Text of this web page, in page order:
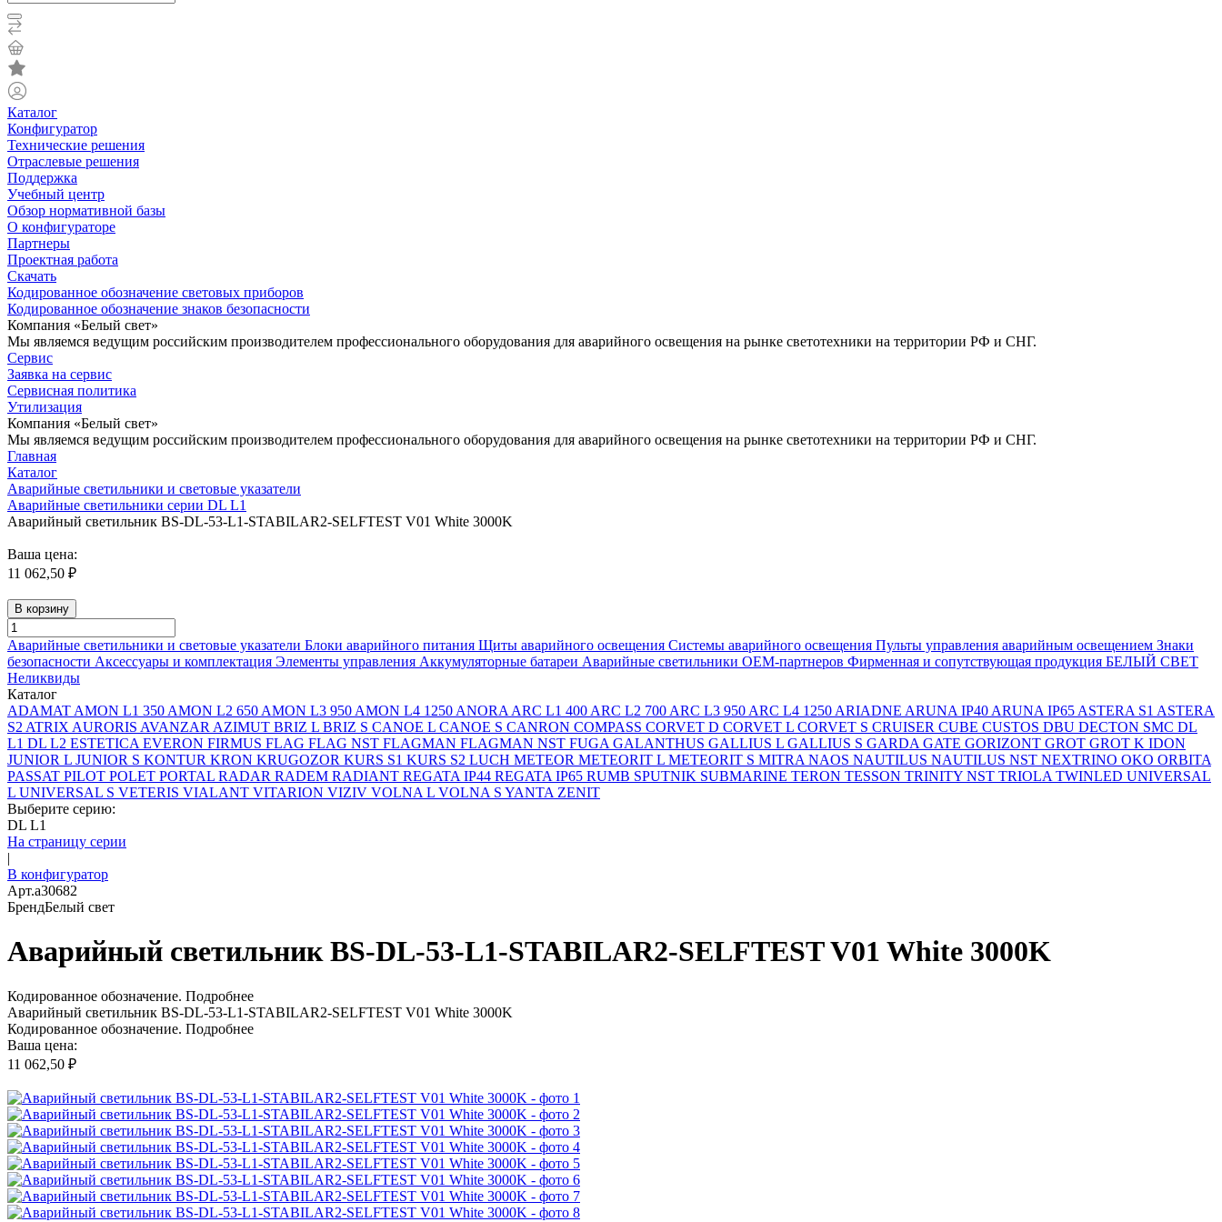
Каталог
Конфигуратор
Технические решения
Отраслевые решения
Поддержка
Учебный центр
Обзор нормативной базы
О конфигураторе
Партнеры
Проектная работа
Скачать
Кодированное обозначение световых приборов
Кодированное обозначение знаков безопасности
Компания «Белый свет»
Мы являемся ведущим российским производителем профессионального оборудования для аварийного освещения на рынке светотехники на территории РФ и СНГ.
Сервис
Заявка на сервис
Сервисная политика
Утилизация
Компания «Белый свет»
Мы являемся ведущим российским производителем профессионального оборудования для аварийного освещения на рынке светотехники на территории РФ и СНГ.
Главная
Каталог
Аварийные светильники и световые указатели
Аварийные светильники серии DL L1
Аварийный светильник BS-DL-53-L1-STABILAR2-SELFTEST V01 White 3000K
Ваша цена:
11 062,50 ₽
В корзину
Аварийные светильники и световые указатели Блоки аварийного питания Щиты аварийного освещения Системы аварийного освещения Пульты управления аварийным освещением Знаки
безопасности Аксессуары и комплектация Элементы управления Аккумуляторные батареи Аварийные светильники ОЕМ-партнеров Фирменная и сопутствующая продукция БЕЛЫЙ СВЕТ
Неликвиды
Каталог
ADAMAT AMON L1 350 AMON L2 650 AMON L3 950 AMON L4 1250 ANORA ARC L1 400 ARC L2 700 ARC L3 950 ARC L4 1250 ARIADNE ARUNA IP40 ARUNA IP65 ASTERA S1 ASTERA
S2 ATRIX AURORIS AVANZAR AZIMUT BRIZ L BRIZ S CANOE L CANOE S CANRON COMPASS CORVET D CORVET L CORVET S CRUISER CUBE CUSTOS DBU DECTON SMC DL
L1 DL L2 ESTETICA EVERON FIRMUS FLAG FLAG NST FLAGMAN FLAGMAN NST FUGA GALANTHUS GALLIUS L GALLIUS S GARDA GATE GORIZONT GROT GROT K IDON
JUNIOR L JUNIOR S KONTUR KRON KRUGOZOR KURS S1 KURS S2 LUCH METEOR METEORIT L METEORIT S MITRA NAOS NAUTILUS NAUTILUS NST NEXTRINO OKO ORBITA
PASSAT PILOT POLET PORTAL RADAR RADEM RADIANT REGATA IP44 REGATA IP65 RUMB SPUTNIK SUBMARINE TERON TESSON TRINITY NST TRIOLA TWINLED UNIVERSAL
L UNIVERSAL S VETERIS VIALANT VITARION VIZIV VOLNA L VOLNA S YANTA ZENIT
Выберите серию:
DL L1
На страницу серии
|
В конфигуратор
Арт.a30682
БрендБелый свет
Аварийный светильник BS-DL-53-L1-STABILAR2-SELFTEST V01 White 3000K
Кодированное обозначение. Подробнее
Аварийный светильник BS-DL-53-L1-STABILAR2-SELFTEST V01 White 3000K
Кодированное обозначение. Подробнее
Ваша цена:
11 062,50 ₽